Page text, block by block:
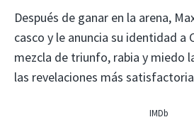
Después de ganar en la arena,
casco y le anuncia su identidad a
mezcla de triunfo, rabia y miedo
las revelaciones más
IMDb